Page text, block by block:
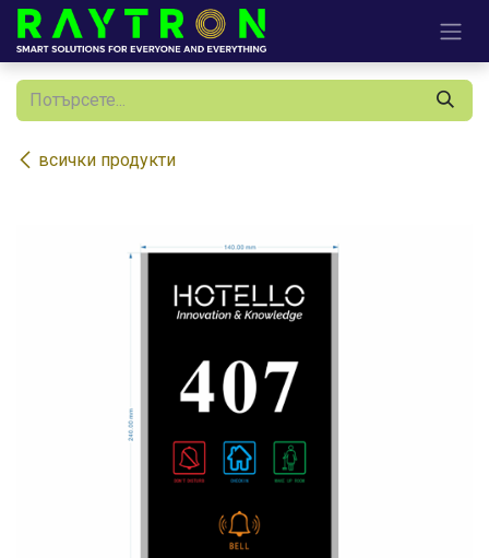
Преминете към съдържание
всички продукти